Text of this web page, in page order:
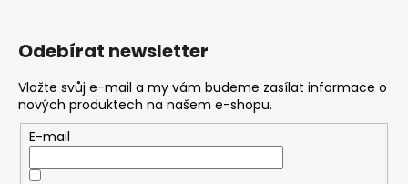
DEKANG
MENTOL
11MG
169
Kč
Původně:
Kč
Odebírat newsletter
Vložte svůj e-mail a my vám budeme zasílat informace o
nových produktech na našem e-shopu.
E-mail